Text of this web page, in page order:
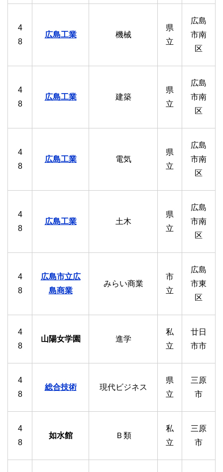
4
8
広島工業 機械
県
立
広島
市南
区
4
8
広島工業 建築
県
立
広島
市南
区
4
8
広島工業 電気
県
立
広島
市南
区
4
8
広島工業 土木
県
立
広島
市南
区
4
8
広島市立広
島商業
みらい商業
市
立
広島
市東
区
4
8
山陽女学園 進学
私
立
廿日
市市
4
8
総合技術 現代ビジネス
県
立
三原
市
4
8
如水館 Ｂ類
私
立
三原
市